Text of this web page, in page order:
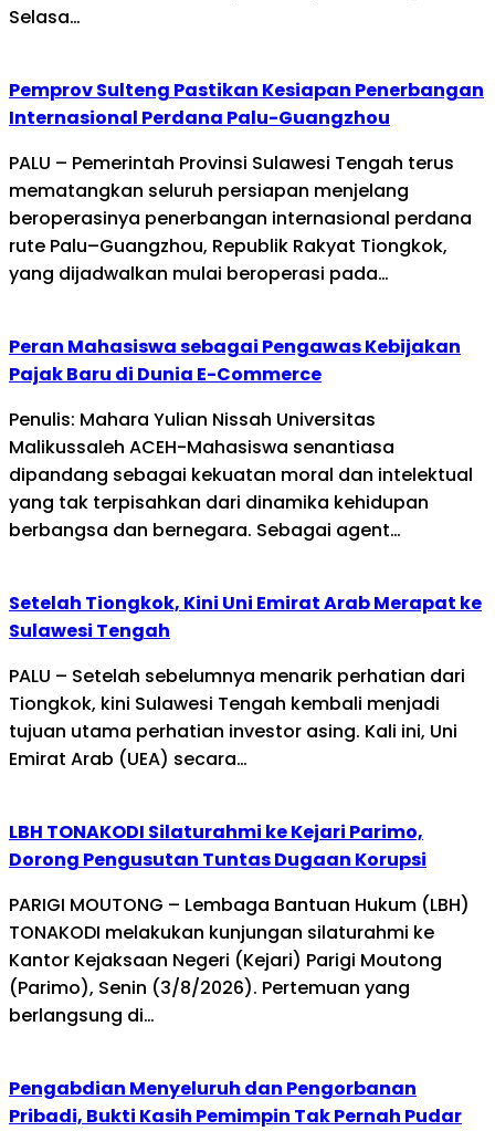
Selasa…
Pemprov Sulteng Pastikan Kesiapan Penerbangan
Internasional Perdana Palu-Guangzhou
PALU – Pemerintah Provinsi Sulawesi Tengah terus
mematangkan seluruh persiapan menjelang
beroperasinya penerbangan internasional perdana
rute Palu–Guangzhou, Republik Rakyat Tiongkok,
yang dijadwalkan mulai beroperasi pada…
Peran Mahasiswa sebagai Pengawas Kebijakan
Pajak Baru di Dunia E-Commerce
Penulis: Mahara Yulian Nissah Universitas
Malikussaleh ACEH-Mahasiswa senantiasa
dipandang sebagai kekuatan moral dan intelektual
yang tak terpisahkan dari dinamika kehidupan
berbangsa dan bernegara. Sebagai agent…
Setelah Tiongkok, Kini Uni Emirat Arab Merapat ke
Sulawesi Tengah
PALU – Setelah sebelumnya menarik perhatian dari
Tiongkok, kini Sulawesi Tengah kembali menjadi
tujuan utama perhatian investor asing. Kali ini, Uni
Emirat Arab (UEA) secara…
LBH TONAKODI Silaturahmi ke Kejari Parimo,
Dorong Pengusutan Tuntas Dugaan Korupsi
PARIGI MOUTONG – Lembaga Bantuan Hukum (LBH)
TONAKODI melakukan kunjungan silaturahmi ke
Kantor Kejaksaan Negeri (Kejari) Parigi Moutong
(Parimo), Senin (3/8/2026). Pertemuan yang
berlangsung di…
Pengabdian Menyeluruh dan Pengorbanan
Pribadi, Bukti Kasih Pemimpin Tak Pernah Pudar